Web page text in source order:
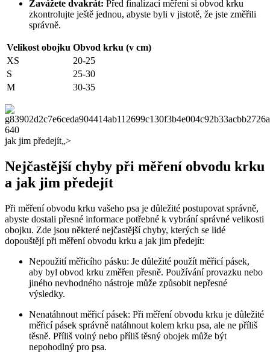
Zavážete dvakrát: Před finalizací měření si obvod krku
zkontrolujte ještě jednou, abyste byli v jistotě, že jste změřili
správně.
Velikost obojku Obvod krku (v cm)
XS
20-25
S
25-30
M
30-35
jak jim předejít„>
Nejčastější chyby při měření obvodu krku
a jak jim předejít
Při měření obvodu krku vašeho psa je důležité postupovat správně,
abyste dostali přesné informace potřebné k vybrání správné velikosti
obojku. Zde jsou některé nejčastější chyby, kterých se lidé
dopouštějí při měření obvodu krku a jak jim předejít:
Nepoužití měřicího pásku: Je důležité použít měřicí pásek,
aby byl obvod krku změřen přesně. Používání provazku nebo
jiného nevhodného nástroje může způsobit nepřesné
výsledky.
Nenatáhnout měřicí pásek: Při měření obvodu krku je důležité
měřicí pásek správně natáhnout kolem krku psa, ale ne příliš
těsně. Příliš volný nebo příliš těsný obojek může být
nepohodlný pro psa.